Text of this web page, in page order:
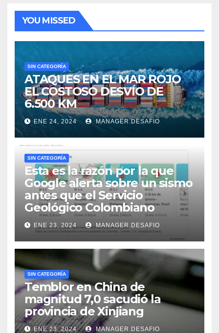
YOU MISSED
SIN CATEGORÍA
ATAQUES EN EL MAR ROJO
EL COSTOSO DESVÍO DE
6.500 KM
ENE 24, 2024 MANAGER.DESAFIO
SIN CATEGORÍA
Esta es la razón por la que
Google alerta sobre un sismo
antes que el Servicio
Geológico Colombiano
ENE 23, 2024 MANAGER.DESAFIO
SIN CATEGORÍA
Temblor en China de
magnitud 7,0 sacudió la
provincia de Xinjiang
ENE 23, 2024 MANAGER.DESAFIO